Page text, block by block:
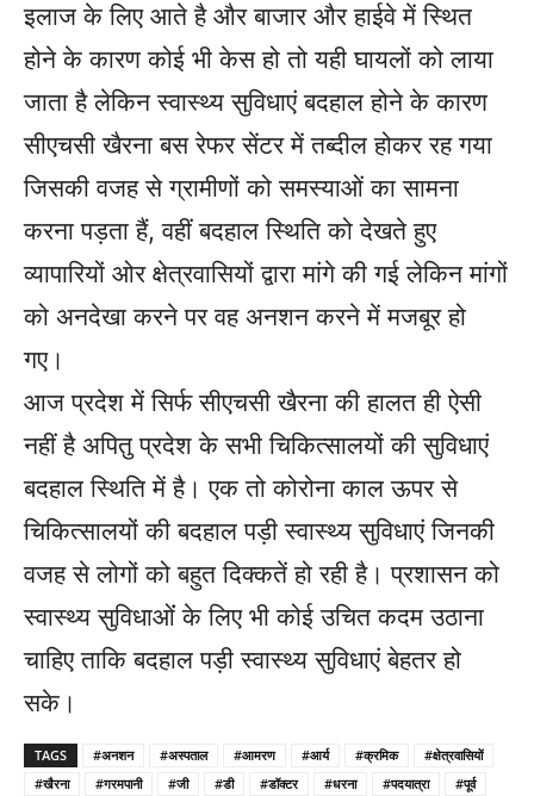
इलाज के लिए आते है और बाजार और हाईवे में स्थित
होने के कारण कोई भी केस हो तो यही घायलों को लाया
जाता है लेकिन स्वास्थ्य सुविधाएं बदहाल होने के कारण
सीएचसी खैरना बस रेफर सेंटर में तब्दील होकर रह गया
जिसकी वजह से ग्रामीणों को समस्याओं का सामना
करना पड़ता हैं, वहीं बदहाल स्थिति को देखते हुए
व्यापारियों ओर क्षेत्रवासियों द्वारा मांगे की गई लेकिन मांगों
को अनदेखा करने पर वह अनशन करने में मजबूर हो
गए।
आज प्रदेश में सिर्फ सीएचसी खैरना की हालत ही ऐसी
नहीं है अपितु प्रदेश के सभी चिकित्सालयों की सुविधाएं
बदहाल स्थिति में है। एक तो कोरोना काल ऊपर से
चिकित्सालयों की बदहाल पड़ी स्वास्थ्य सुविधाएं जिनकी
वजह से लोगों को बहुत दिक्कतें हो रही है। प्रशासन को
स्वास्थ्य सुविधाओंं के लिए भी कोई उचित कदम उठाना
चाहिए ताकि बदहाल पड़ी स्वास्थ्य सुविधाएं बेहतर हो
सके।
TAGS #अनशन #अस्पताल #आमरण #आर्य #क्रमिक
#क्षेत्रवासियों
#खैरना
#गरमपानी #जी #डी #डॉक्टर #धरना #पदयात्रा
#पूर्व